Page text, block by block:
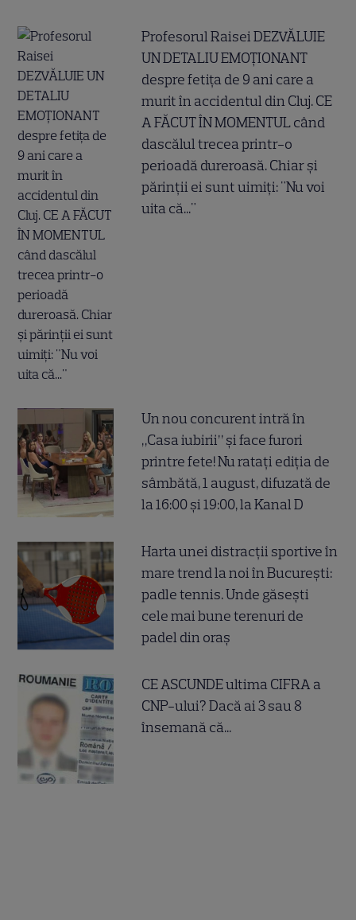
Profesorul Raisei DEZVĂLUIE
UN DETALIU EMOȚIONANT
despre fetița de 9 ani care a
murit în accidentul din Cluj. CE
A FĂCUT ÎN MOMENTUL când
dascălul trecea printr-o
perioadă dureroasă. Chiar și
părinții ei sunt uimiți: "Nu voi
uita că..."
Un nou concurent intră în
„Casa iubirii” și face furori
printre fete! Nu ratați ediția de
sâmbătă, 1 august, difuzată de
la 16:00 și 19:00, la Kanal D
Harta unei distracții sportive în
mare trend la noi în București:
padle tennis. Unde găsești
cele mai bune terenuri de
padel din oraș
CE ASCUNDE ultima CIFRA a
CNP-ului? Dacă ai 3 sau 8
însemană că...